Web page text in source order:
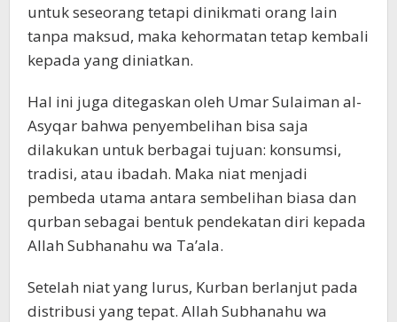
untuk seseorang tetapi dinikmati orang lain
tanpa maksud, maka kehormatan tetap kembali
kepada yang diniatkan.
Hal ini juga ditegaskan oleh Umar Sulaiman al-
Asyqar bahwa penyembelihan bisa saja
dilakukan untuk berbagai tujuan: konsumsi,
tradisi, atau ibadah. Maka niat menjadi
pembeda utama antara sembelihan biasa dan
qurban sebagai bentuk pendekatan diri kepada
Allah Subhanahu wa Ta’ala.
Setelah niat yang lurus, Kurban berlanjut pada
distribusi yang tepat. Allah Subhanahu wa